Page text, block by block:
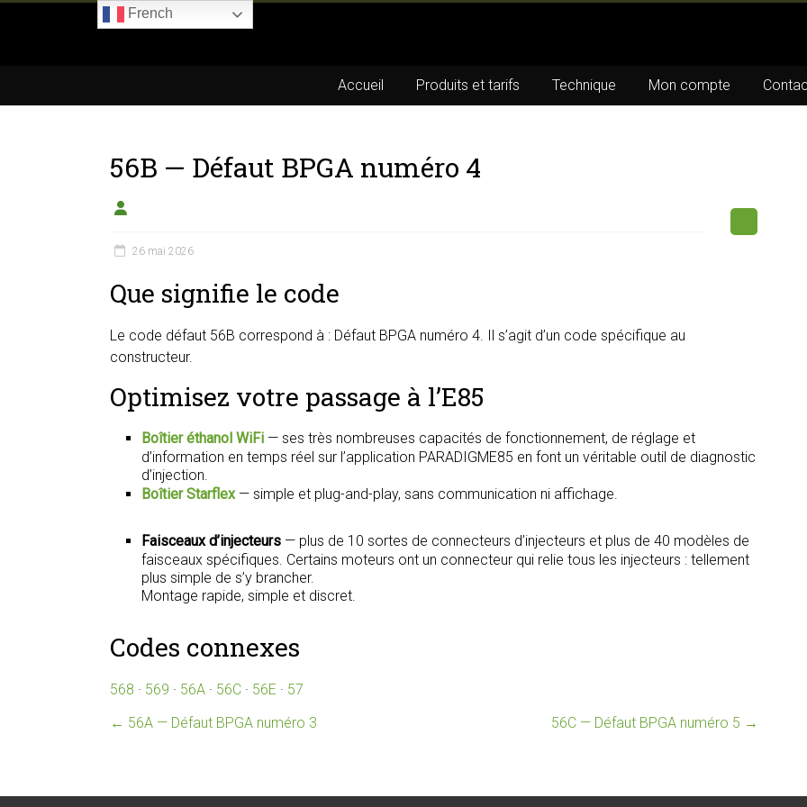
du
éthanol
Accueil Produits et tarifs Technique Mon compte
56B — Défaut BPGA numéro 4
26 mai 2026
Que signifie le code
Le code défaut 56B correspond à : Défaut BPGA numéro 4. Il s’agit d’un code spécifique au
constructeur.
Optimisez votre passage à l’E85
Boîtier éthanol WiFi — ses très nombreuses capacités de fonctionnement, de réglage et
d’information en temps réel sur l’application PARADIGME85 en font un véritable outil de diagnostic
d’injection.
Boîtier Starflex— simple et plug-and-play, sans communication ni affichage.
Faisceaux d’injecteurs — plus de 10 sortes de connecteurs d’injecteurs et plus de 40 modèles de
faisceaux spécifiques. Certains moteurs ont un connecteur qui relie tous les injecteurs : tellement
plus simple de s’y brancher.
Montage rapide, simple et discret.
Codes connexes
568 · 569 · 56A · 56C · 56E · 57
← 56A — Défaut BPGA numéro 3 56C — Défaut BPGA numéro 5 →
French